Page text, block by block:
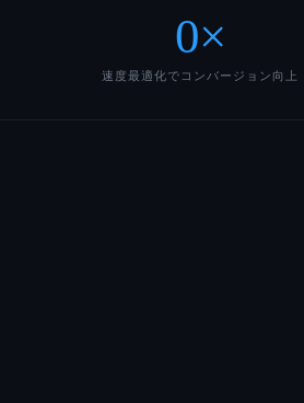
0×
速度最適化でコンバージョン向上